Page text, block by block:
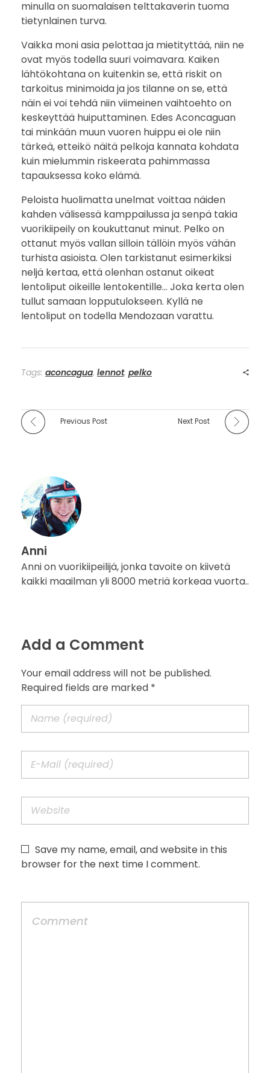
minulla on suomalaisen telttakaverin tuoma
tietynlainen turva.
Vaikka moni asia pelottaa ja mietityttää, niin ne
ovat myös todella suuri voimavara. Kaiken
lähtökohtana on kuitenkin se, että riskit on
tarkoitus minimoida ja jos tilanne on se, että
näin ei voi tehdä niin viimeinen vaihtoehto on
keskeyttää huiputtaminen. Edes Aconcaguan
tai minkään muun vuoren huippu ei ole niin
tärkeä, etteikö näitä pelkoja kannata kohdata
kuin mielummin riskeerata pahimmassa
tapauksessa koko elämä.
Peloista huolimatta unelmat voittaa näiden
kahden välisessä kamppailussa ja senpä takia
vuorikiipeily on koukuttanut minut. Pelko on
ottanut myös vallan silloin tällöin myös vähän
turhista asioista. Olen tarkistanut esimerkiksi
neljä kertaa, että olenhan ostanut oikeat
lentoliput oikeille lentokentille… Joka kerta olen
tullut samaan lopputulokseen. Kyllä ne
lentoliput on todella Mendozaan varattu.
Tags: aconcagua, lennot, pelko
Previous Post Next Post
Anni
Anni on vuorikiipeilijä, jonka tavoite on kiivetä
kaikki maailman yli 8000 metriä korkeaa vuorta..
Add a Comment
Your email address will not be published.
Required fields are marked *
Save my name, email, and website in this
browser for the next time I comment.